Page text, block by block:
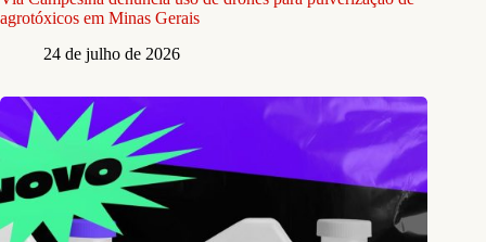
agrotóxicos em Minas Gerais
24 de julho de 2026